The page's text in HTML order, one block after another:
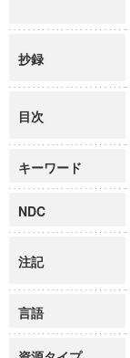
抄録
目次
キーワード
NDC
注記
言語